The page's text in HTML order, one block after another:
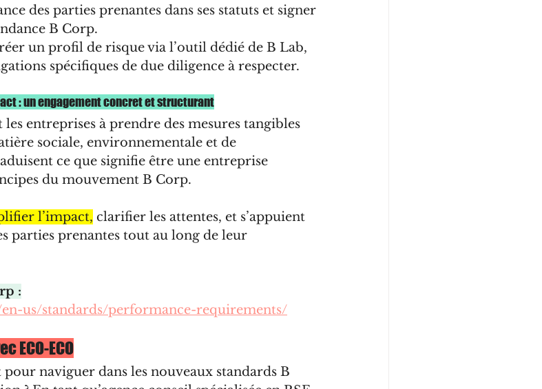
des parties prenantes dans ses statuts et signer
B Corp.
un profil de risque via l’outil dédié de B Lab,
spécifiques de due diligence à respecter.
: un engagement concret et structurant
entreprises à prendre des mesures tangibles
sociale, environnementale et de
ce que signifie être une entreprise
du mouvement B Corp.
l’impact, clarifier les attentes, et s’appuient
parties prenantes tout au long de leur
:
us/standards/performance-requirements/
ECO-ECO
naviguer dans les nouveaux standards B